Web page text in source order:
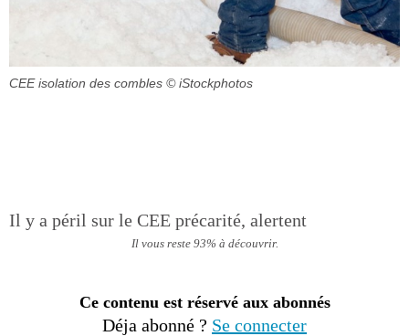
CEE isolation des combles © iStockphotos
Il y a péril sur le CEE précarité, alertent
Il vous reste 93% à découvrir.
Ce contenu est réservé aux abonnés
Déja abonné ? Se connecter